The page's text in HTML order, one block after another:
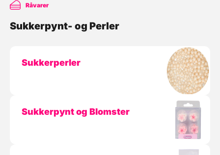
Råvarer
Sukkerpynt- og Perler
Sukkerperler
Sukkerpynt og Blomster